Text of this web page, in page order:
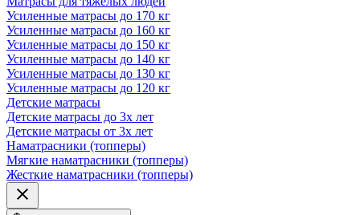
Усиленные матрасы до 170 кг
Усиленные матрасы до 160 кг
Усиленные матрасы до 150 кг
Усиленные матрасы до 140 кг
Усиленные матрасы до 130 кг
Усиленные матрасы до 120 кг
Детские матрасы
Детские матрасы до 3х лет
Детские матрасы от 3х лет
Наматрасники (топперы)
Мягкие наматрасники (топперы)
Жесткие наматрасники (топперы)